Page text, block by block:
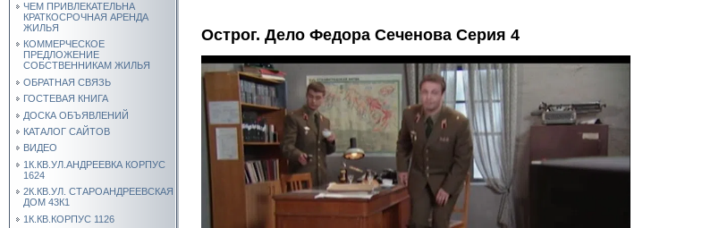
ЧЕМ ПРИВЛЕКАТЕЛЬНА
КРАТКОСРОЧНАЯ АРЕНДА
ЖИЛЬЯ
КОММЕРЧЕСКОЕ
ПРЕДЛОЖЕНИЕ
СОБСТВЕННИКАМ ЖИЛЬЯ
ОБРАТНАЯ СВЯЗЬ
ГОСТЕВАЯ КНИГА
ДОСКА ОБЪЯВЛЕНИЙ
КАТАЛОГ САЙТОВ
ВИДЕО
1К.КВ.УЛ.АНДРЕЕВКА КОРПУС
1624
2К.КВ.УЛ. СТАРОАНДРЕЕВСКАЯ
ДОМ 43К1
1К.КВ.КОРПУС 1126
Острог. Дело Федора Сеченова Серия 4